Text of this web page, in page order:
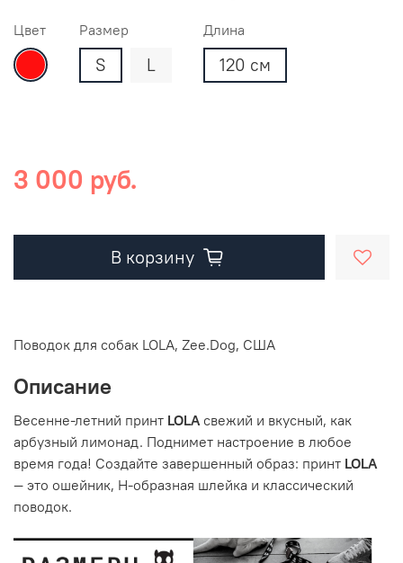
Цвет Размер
S L
Длина
120 см
3 000 руб.
В корзину
Поводок для собак LOLA, Zee.Dog, США
Описание
Весенне-летний принт LOLA свежий и вкусный, как
арбузный лимонад. Поднимет настроение в любое
время года! Создайте завершенный образ: принт LOLA
— это ошейник, Н-образная шлейка и классический
поводок.